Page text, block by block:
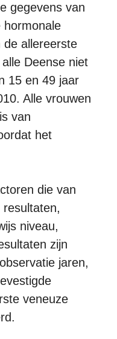
gegevens van
hormonale
de allereerste
Deense niet
15 en 49 jaar
Alle vrouwen
van
het
die van
niveau,
zijn
jaren,
veneuze